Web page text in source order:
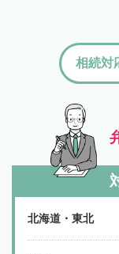
相続対
北海道・東北